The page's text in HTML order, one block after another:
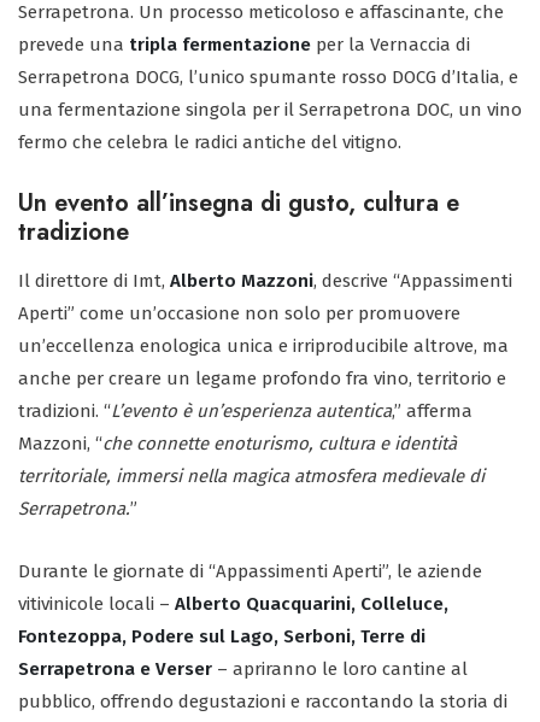
Serrapetrona. Un processo meticoloso e affascinante, che
prevede una tripla fermentazione per la Vernaccia di
Serrapetrona DOCG, l’unico spumante rosso DOCG d’Italia, e
una fermentazione singola per il Serrapetrona DOC, un vino
fermo che celebra le radici antiche del vitigno.
Un evento all’insegna di gusto, cultura e
tradizione
Il direttore di Imt, Alberto Mazzoni, descrive “Appassimenti
Aperti” come un’occasione non solo per promuovere
un’eccellenza enologica unica e irriproducibile altrove, ma
anche per creare un legame profondo fra vino, territorio e
tradizioni. “L’evento è un’esperienza autentica,” afferma
Mazzoni, “che connette enoturismo, cultura e identità
territoriale, immersi nella magica atmosfera medievale di
Serrapetrona.”
Durante le giornate di “Appassimenti Aperti”, le aziende
vitivinicole locali – Alberto Quacquarini, Colleluce,
Fontezoppa, Podere sul Lago, Serboni, Terre di
Serrapetrona e Verser – apriranno le loro cantine al
pubblico, offrendo degustazioni e raccontando la storia di